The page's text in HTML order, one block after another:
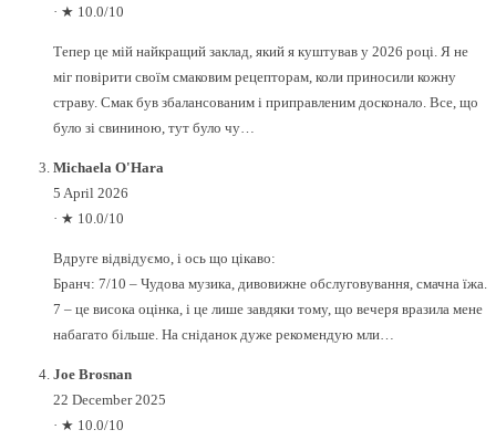
· ★ 10.0/10
Тепер це мій найкращий заклад, який я куштував у 2026 році. Я не
міг повірити своїм смаковим рецепторам, коли приносили кожну
страву. Смак був збалансованим і приправленим досконало. Все, що
було зі свининою, тут було чу…
Michaela O'Hara
5 April 2026
· ★ 10.0/10
Вдруге відвідуємо, і ось що цікаво:
Бранч: 7/10 – Чудова музика, дивовижне обслуговування, смачна їжа.
7 – це висока оцінка, і це лише завдяки тому, що вечеря вразила мене
набагато більше. На сніданок дуже рекомендую мли…
Joe Brosnan
22 December 2025
· ★ 10.0/10